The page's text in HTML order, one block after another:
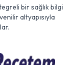
bir sağlık bilgi
altyapısıyla